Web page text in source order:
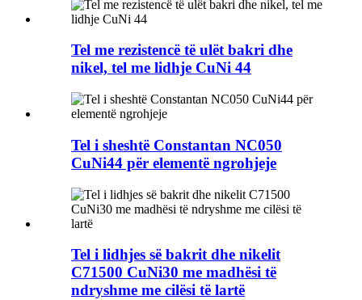
Tel me rezistencë të ulët bakri dhe
nikel, tel me lidhje CuNi 44
Tel i sheshtë Constantan NC050
CuNi44 për elementë ngrohjeje
Tel i lidhjes së bakrit dhe nikelit
C71500 CuNi30 me madhësi të
ndryshme me cilësi të lartë